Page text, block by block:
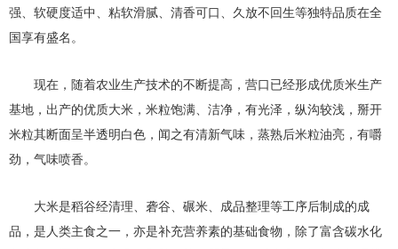
强、软硬度适中、粘软滑腻、清香可口、久放不回生等独特品质在全
国享有盛名。
现在，随着农业生产技术的不断提高，营口已经形成优质米生产
基地，出产的优质大米，米粒饱满、洁净，有光泽，纵沟较浅，掰开
米粒其断面呈半透明白色，闻之有清新气味，蒸熟后米粒油亮，有嚼
劲，气味喷香。
大米是稻谷经清理、砻谷、碾米、成品整理等工序后制成的成
品，是人类主食之一，亦是补充营养素的基础食物，除了富含碳水化